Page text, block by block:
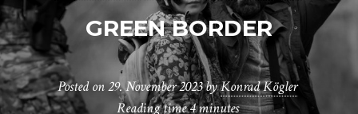
GREEN BORDER
Posted on29. November 2023byKonrad Kögler
Reading time4 minutes